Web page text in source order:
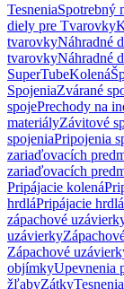
TesneniaSpotrebný
diely pre Tvarovky
tvarovkyNáhradné
tvarovkyNáhradné
SuperTubeKolená
SpojeniaZvárané
spojePrechody na
materiályZávitové
spojeniaPripojenia
zariaďovacích
zariaďovacích
Pripájacie kolená
hrdláPripájacie hrdlá
zápachové
uzávierky
Zápachové
objímkyUpevnenia
žľabyZátkyTesnenia